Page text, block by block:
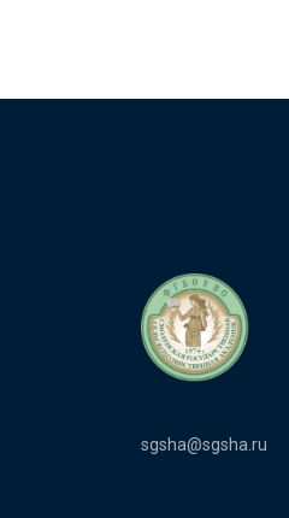
sgsha@sgsha.ru